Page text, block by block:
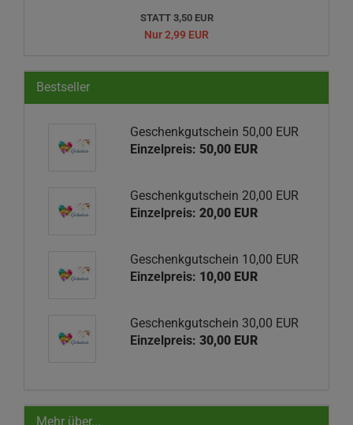
STATT 3,50 EUR
Nur 2,99 EUR
Bestseller
Geschenkgutschein 50,00 EUR
Einzelpreis: 50,00 EUR
Geschenkgutschein 20,00 EUR
Einzelpreis: 20,00 EUR
Geschenkgutschein 10,00 EUR
Einzelpreis: 10,00 EUR
Geschenkgutschein 30,00 EUR
Einzelpreis: 30,00 EUR
Mehr über...